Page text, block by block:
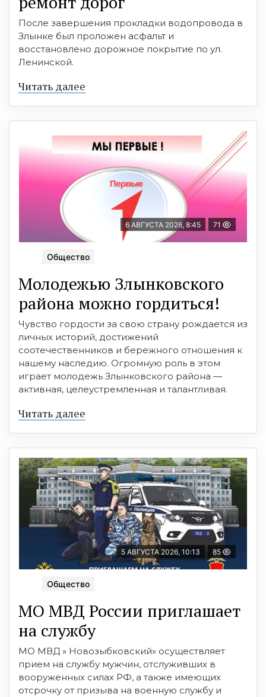
После завершения прокладки водопровода в
Злынке был проложен асфальт и
восстановлено дорожное покрытие по ул.
Ленинской.
Читать далее
6 АВГУСТА 2026, 8:45 71
Общество
Молодежью Злынковского
района можно гордиться!
Чувство гордости за свою страну рождается из
личных историй, достижений
соотечественников и бережного отношения к
нашему наследию. Огромную роль в этом
играет молодежь Злынковского района —
активная, целеустремленная и талантливая.
Читать далее
5 АВГУСТА 2026, 10:13 85
Общество
МО МВД России приглашает
на службу
МО МВД » Новозыбковский» осуществляет
прием на службу мужчин, отслуживших в
вооруженных силах РФ, а также имеющих
отсрочку от призыва на военную службу и